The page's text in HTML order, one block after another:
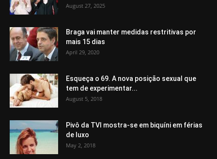
August 27, 2025
Braga vai manter medidas restritivas por
mais 15 dias
April 29, 2020
Esqueça o 69. A nova posição sexual que
tem de experimentar...
August 5, 2018
Pivô da TVI mostra-se em biquíni em férias
de luxo
May 2, 2018